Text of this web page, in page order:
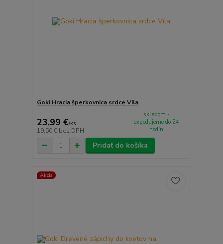
Goki Hracia šperkovnica srdce Víla
23,99 €/ks
19,50 € bez DPH
skladom -
expedujeme do 24
hodín
Pridať do košíka
Akcia